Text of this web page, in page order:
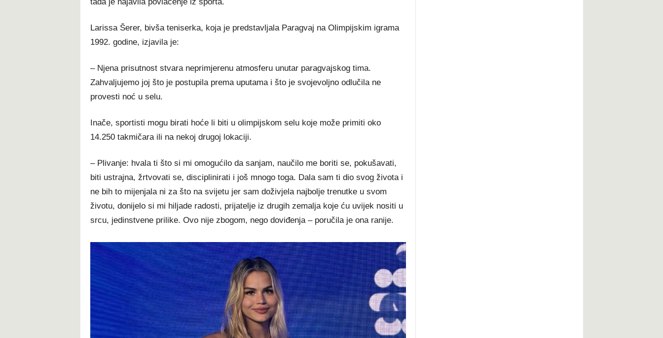
Larissa Šerer, bivša teniserka, koja je predstavljala Paragvaj na Olimpijskim igrama
1992. godine, izjavila je:
– Njena prisutnost stvara neprimjerenu atmosferu unutar paragvajskog tima.
Zahvaljujemo joj što je postupila prema uputama i što je svojevoljno odlučila ne
provesti noć u selu.
Inače, sportisti mogu birati hoće li biti u olimpijskom selu koje može primiti oko
14.250 takmičara ili na nekoj drugoj lokaciji.
– Plivanje: hvala ti što si mi omogućilo da sanjam, naučilo me boriti se, pokušavati,
biti ustrajna, žrtvovati se, disciplinirati i još mnogo toga. Dala sam ti dio svog života i
ne bih to mijenjala ni za što na svijetu jer sam doživjela najbolje trenutke u svom
životu, donijelo si mi hiljade radosti, prijatelje iz drugih zemalja koje ću uvijek nositi u
srcu, jedinstvene prilike. Ovo nije zbogom, nego doviđenja – poručila je ona ranije.